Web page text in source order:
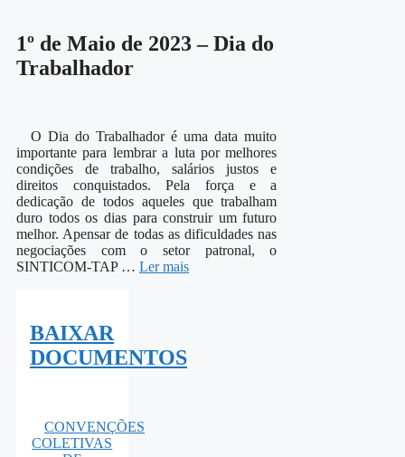
1º de Maio de 2023 – Dia do
Trabalhador
O Dia do Trabalhador é uma data muito
importante para lembrar a luta por melhores
condições de trabalho, salários justos e
direitos conquistados. Pela força e a
dedicação de todos aqueles que trabalham
duro todos os dias para construir um futuro
melhor. Apensar de todas as dificuldades nas
negociações com o setor patronal, o
SINTICOM-TAP … Ler mais
BAIXAR
DOCUMENTOS
CONVENÇÕES
COLETIVAS